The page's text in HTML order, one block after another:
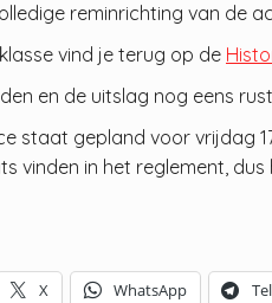
reminrichting van de
vind je terug op de
en de uitslag nog eens
staat gepland voor vrijdag
vinden in het reglement,
X WhatsApp